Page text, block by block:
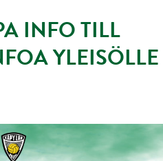
INFO TILL
YLEISÖLLE